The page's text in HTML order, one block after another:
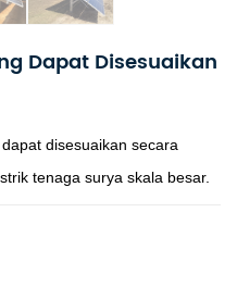
Dapat Disesuaikan
disesuaikan secara
tenaga surya skala besar.